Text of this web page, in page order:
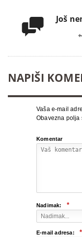
 Još
NAPIŠI
Vaša e-mail
Obavezna polja
Komentar
Nadimak: *
E-mail adresa: *